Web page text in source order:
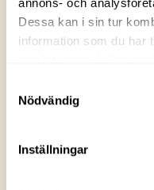
Dessa kan i sin tur
information som du har
Nödvändig
Inställningar